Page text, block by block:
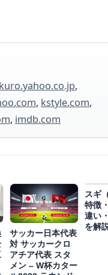
,
, kstyle.com,
, imdb.com
サッカー日本代表
対 サッカークロ
アチア代表 スタ
メン – W杯カター
スギ
特徴
違い
を解